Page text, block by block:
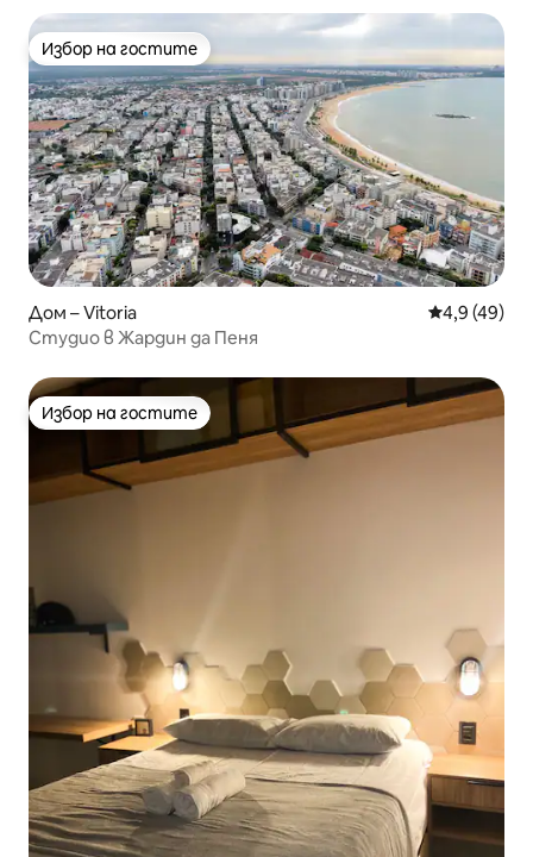
Избор на гостите
Избор на гостите
Дом – Vitoria Средна
4,9 (49)
Студио в Жардин да Пеня
Избор на гостите
Избор на гостите